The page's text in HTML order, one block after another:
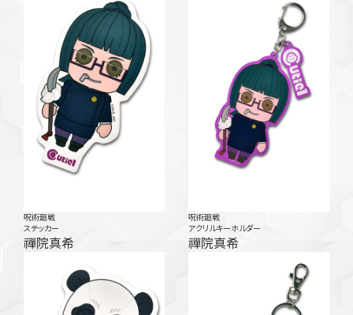
呪術廻戦
ステッカー
禪院真希
呪術廻戦
アクリルキーホルダー
禪院真希